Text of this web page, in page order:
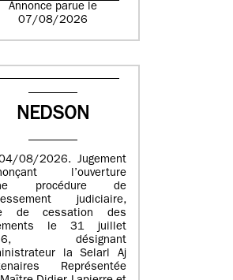
Annonce parue le
07/08/2026
NEDSON
08/2026. Jugement
l’ouverture
procédure de
judiciaire,
de cessation des
le 31 juillet
désignant
la Selarl Aj
Représentée